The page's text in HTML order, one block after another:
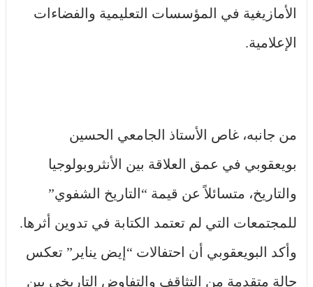
الأمازيغية في المؤسسات التعليمية والفضاءات
الإعلامية.
من جانبه، غاص الأستاذ الجامعي الحسين
بويعقوبي في عمق العلاقة بين الأنثروبولوجيا
والتاريخ، متسائلاً عن قيمة “التاريخ الشفوي”
للمجتمعات التي لم تعتمد الكتابة في تدوين أثرها.
وأكد البويعقوبي أن احتفالات “إيض يناير” تعكس
حالة متقدمة من التثاقف والتفاوض التاريخي بين